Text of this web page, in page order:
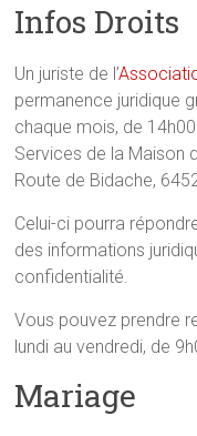
Infos Droits
Un juriste de l’
permanence juridique
chaque mois, de
Services de la Maison
Route de Bidache,
Celui-ci pourra
des informations
confidentialité.
Vous pouvez prendre
lundi au vendredi, de
Mariage